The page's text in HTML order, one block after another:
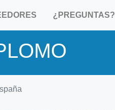
¿PREGUNTAS?